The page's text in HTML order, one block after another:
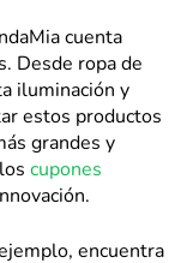
cuenta
Desde ropa de
iluminación y
estos productos
grandes y
loscupones
encuentra